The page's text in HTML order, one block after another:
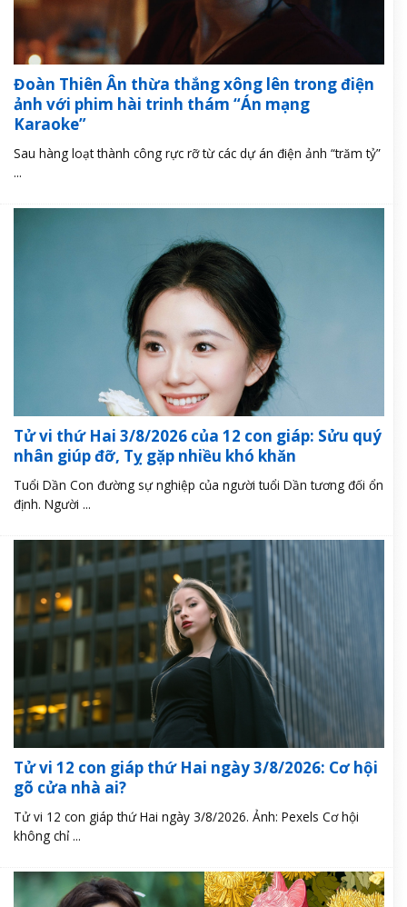
Đoàn Thiên Ân thừa thắng xông lên trong điện
ảnh với phim hài trinh thám “Án mạng
Karaoke”
Sau hàng loạt thành công rực rỡ từ các dự án điện ảnh “trăm tỷ”
...
Tử vi thứ Hai 3/8/2026 của 12 con giáp: Sửu quý
nhân giúp đỡ, Tỵ gặp nhiều khó khăn
Tuổi Dần Con đường sự nghiệp của người tuổi Dần tương đối ổn
định. Người ...
Tử vi 12 con giáp thứ Hai ngày 3/8/2026: Cơ hội
gõ cửa nhà ai?
Tử vi 12 con giáp thứ Hai ngày 3/8/2026. Ảnh: Pexels Cơ hội
không chỉ ...